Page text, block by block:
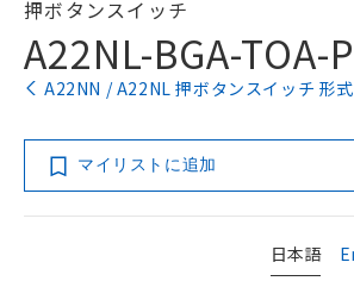
押ボタンスイッチ
A22NL-BGA-TOA-
A22NN / A22NL 押ボタンスイッチ 形
マイリストに追加
日本語